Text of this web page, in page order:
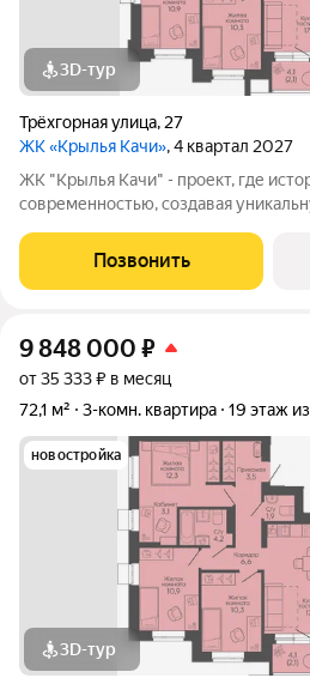
3D-тур
Трёхгорная улица, 27
ЖК «Крылья Качи», 4 квартал 2027
ЖК "Крылья Качи" - проект, где
современностью, создавая
Дзержинского района Волгограда -
адресу ул. Трехгорная, 27 и
Позвонить
9 848 000 ₽
от 35 333 ₽ в месяц
72,1 м²
3-комн. квартира 19 этаж
новостройка
3D-тур